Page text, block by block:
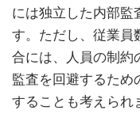
には独立した内部監
す。ただし、従業員
合には、人員の制約
監査を回避するため
することも考えられ